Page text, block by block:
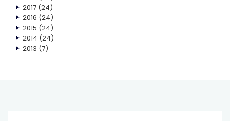
2017(24)
2016 (24)
2015 (24)
2014 (24)
2013 (7)